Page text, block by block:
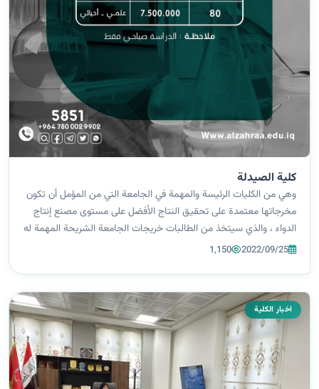
كلية الصيدلة
وهي من الكليات الرئيسة والمهمة في الجامعة التي من المؤمل أن تكون
مخرجاتها معتمدة على تحقيق النتاج الأفضل على مستوى مصنع إنتاج
الدواء ، والذي سيتخذ من الطالبات خريجات الجامعة الشريحة المهمة له
، فضلًا عن تأمين جزء من حاجة مستشفيات القطاع الصحي الماسة
2022/09/25
1,150
اخبار الكلية